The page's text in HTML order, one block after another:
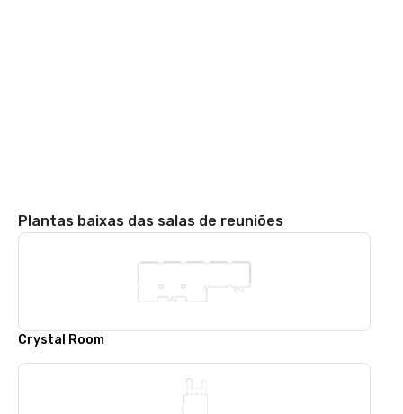
Plantas baixas das salas de reuniões
Crystal Room